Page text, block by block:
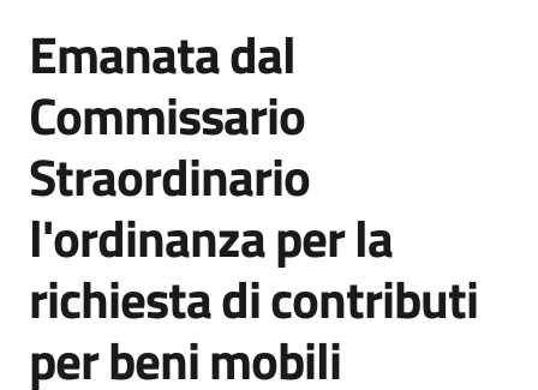
Servizi
Vivere
Dozza
Servizi
line
Salta al contenuto
Emanata dal
Commissario
Straordinario
l'ordinanza per la
richiesta di contributi
per beni mobili